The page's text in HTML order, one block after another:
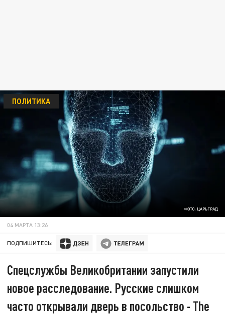
ФОТО: ЦАРЬГРАД
ПОЛИТИКА
04 МАРТА 13:26
ПОДПИШИТЕСЬ:
Спецслужбы Великобритании запустили
новое расследование. Русские слишком
часто открывали дверь в посольство - The